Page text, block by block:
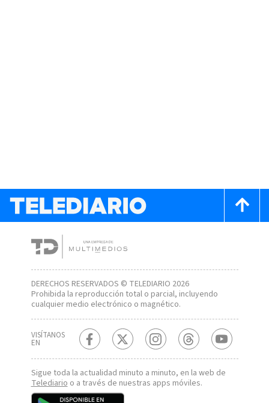
DERECHOS RESERVADOS © TELEDIARIO 2026
Prohibida la reproducción total o parcial, incluyendo
cualquier medio electrónico o magnético.
VISÍTANOS
EN
Sigue toda la actualidad minuto a minuto, en la web de
Telediarioo a través de nuestras apps móviles.